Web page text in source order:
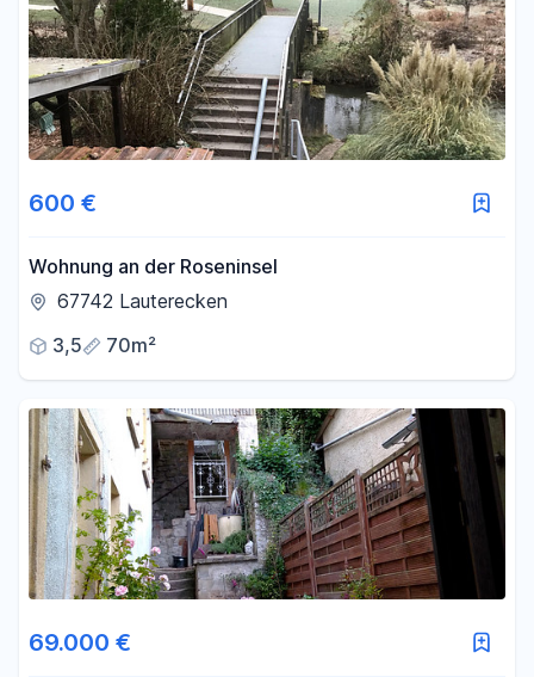
600 €
Wohnung an der Roseninsel
67742 Lauterecken
3,5
70m²
69.000 €